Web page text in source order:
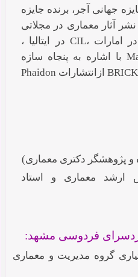
جهانی آجر، برنده جایزه
آثار معماری در مجلاتی
همچون BROWN BOOK در امارات ،CIL در ایتالیا ،
Material Masonry Structure با اشاره به پنجاه سازه
نوین آجری در جهان وکتاب BRICK ازانتشارات Phaidon
و پژوهشگر دکتری معماری)
ارشد معماری و استاد
فردوسی مشهد:
گروه مدیریت و معماری